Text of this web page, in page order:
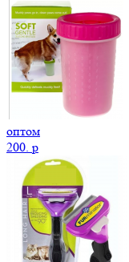
оптом
200. p